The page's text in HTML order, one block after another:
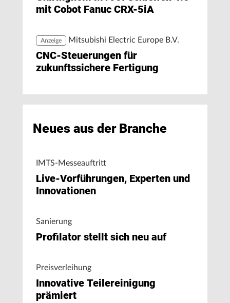
mit Cobot Fanuc CRX-5iA
Anzeige Mitsubishi Electric Europe B.V.
CNC-Steuerungen für
zukunftssichere Fertigung
Neues aus der Branche
IMTS-Messeauftritt
Live-Vorführungen, Experten und
Innovationen
Sanierung
Profilator stellt sich neu auf
Preisverleihung
Innovative Teilereinigung
prämiert